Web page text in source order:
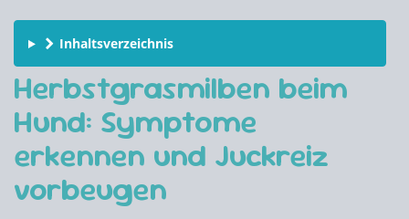
Inhaltsverzeichnis
Herbstgrasmilben beim
Hund: Symptome
erkennen und Juckreiz
vorbeugen